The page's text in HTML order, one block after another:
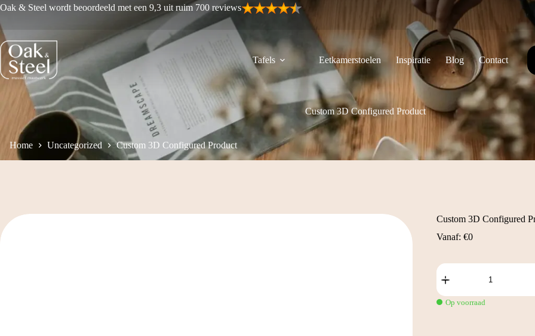
Ga
de
inhoud
Oak & Steel wordt beoordeeld met een 9,3 uit ruim 700 reviews
Tafels Eetkamerstoelen Inspiratie Blog Contact
Custom 3D Configured Product
Home Uncategorized Custom 3D Configured Product
Custom 3D Configured
Vanaf:€0
Custom
3D
Configured
Product
aantal
Op voorraad